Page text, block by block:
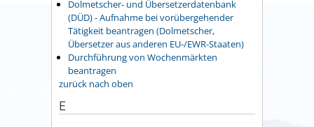
Dolmetscher- und Übersetzerdatenbank
(DÜD) - Aufnahme bei vorübergehender
Tätigkeit beantragen (Dolmetscher,
Übersetzer aus anderen EU-/EWR-Staaten)
Durchführung von Wochenmärkten
beantragen
zurück nach oben
E